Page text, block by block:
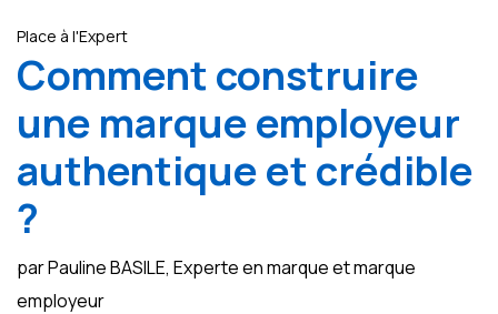
Place à l'Expert
Comment construire
une marque employeur
authentique et crédible
?
par Pauline BASILE, Experte en marque et marque
employeur